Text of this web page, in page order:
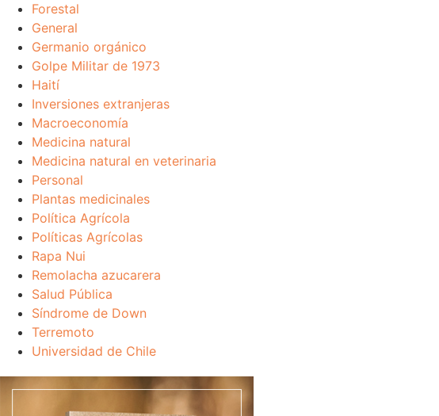
Forestal
General
Germanio orgánico
Golpe Militar de 1973
Haití
Inversiones extranjeras
Macroeconomía
Medicina natural
Medicina natural en veterinaria
Personal
Plantas medicinales
Política Agrícola
Políticas Agrícolas
Rapa Nui
Remolacha azucarera
Salud Pública
Síndrome de Down
Terremoto
Universidad de Chile